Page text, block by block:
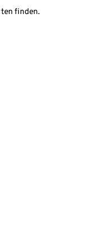
finden.